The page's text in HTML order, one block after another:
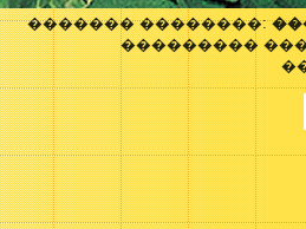
������� ��������:
���������